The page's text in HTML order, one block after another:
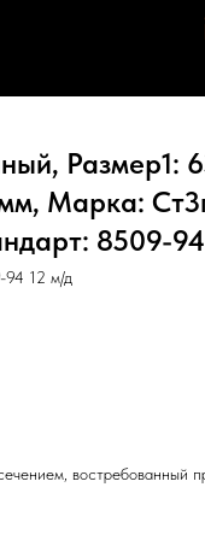
Размер1:
Марка:
8509-94
12 м/д
востребованный